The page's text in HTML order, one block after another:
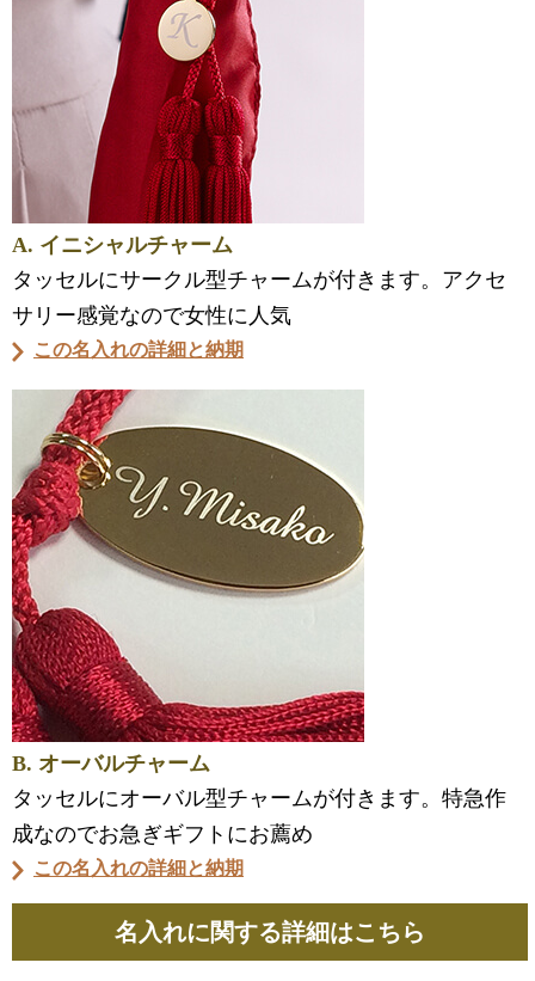
A. イニシャルチャーム
タッセルにサークル型チャームが付きます。アクセ
サリー感覚なので女性に人気
この名入れの詳細と納期
B. オーバルチャーム
タッセルにオーバル型チャームが付きます。特急作
成なのでお急ぎギフトにお薦め
この名入れの詳細と納期
名入れに関する詳細はこちら